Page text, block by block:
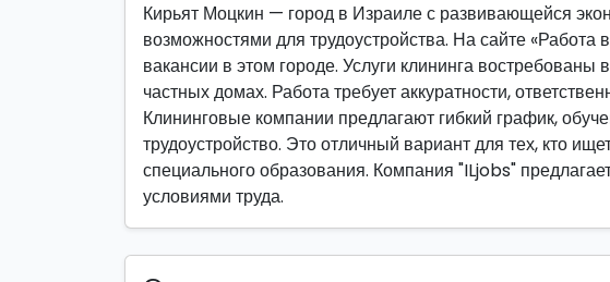
Кирьят Моцкин — город в Израиле с развивающейся
возможностями для трудоустройства. На сайте
вакансии в этом городе. Услуги клининга востребованы
частных домах. Работа требует аккуратности,
Клининговые компании предлагают гибкий график,
трудоустройство. Это отличный вариант для тех, кто
специального образования. Компания "ILjobs"
условиями труда.